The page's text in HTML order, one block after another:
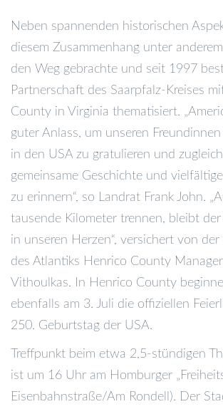
Neben spannenden historischen
diesem Zusammenhang unter
den Weg gebrachte und seit 1997
Partnerschaft des Saarpfalz-Kreises
County in Virginia thematisiert.
guter Anlass, um unseren
in den USA zu gratulieren und
gemeinsame Geschichte und
zu erinnern“, so Landrat Frank John.
tausende Kilometer trennen, bleibt der
in unseren Herzen“, versichert von
des Atlantiks Henrico County
Vithoulkas. In Henrico County
ebenfalls am 3. Juli die offiziellen
250. Geburtstag der USA.
Treffpunkt beim etwa 2,5-stündigen
ist um 16 Uhr am Homburger
Eisenbahnstraße/Am Rondell). Der